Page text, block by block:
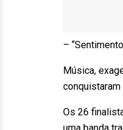
–
Música,
Os 26